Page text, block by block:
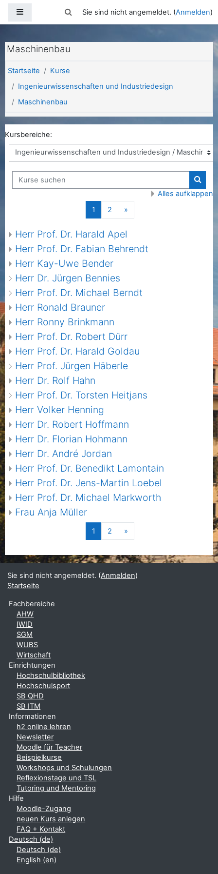
Website-ÜbersichtSucheingabe umschalten
Sie sind nicht angemeldet. (Anmelden)
Maschinenbau
Startseite
Kurse
Ingenieurwissenschaften und Industriedesign
Maschinenbau
Kursbereiche:
Kurse suchen
Alles aufklappen
1 (aktuell)
2 »Nächste Seite
Herr Prof. Dr. Harald Apel
Herr Prof. Dr. Fabian Behrendt
Herr Kay-Uwe Bender
Herr Dr. Jürgen Bennies
Herr Prof. Dr. Michael Berndt
Herr Ronald Brauner
Herr Ronny Brinkmann
Herr Prof. Dr. Robert Dürr
Herr Prof. Dr. Harald Goldau
Herr Prof. Jürgen Häberle
Herr Dr. Rolf Hahn
Herr Prof. Dr. Torsten Heitjans
Herr Volker Henning
Herr Dr. Robert Hoffmann
Herr Dr. Florian Hohmann
Herr Dr. André Jordan
Herr Prof. Dr. Benedikt Lamontain
Herr Prof. Dr. Jens-Martin Loebel
Herr Prof. Dr. Michael Markworth
Frau Anja Müller
1 (aktuell)
2 »Nächste Seite
Sie sind nicht angemeldet. (Anmelden)
Startseite
Fachbereiche
AHW
IWID
SGM
WUBS
Wirtschaft
Einrichtungen
Hochschulbibliothek
Hochschulsport
SB QHD
SB ITM
Informationen
h2 online lehren
Newsletter
Moodle für Teacher
Beispielkurse
Workshops und Schulungen
Reflexionstage und TSL
Tutoring und Mentoring
Hilfe
Moodle-Zugang
neuen Kurs anlegen
FAQ + Kontakt
Deutsch ‎(de)‎
Deutsch ‎(de)‎
English ‎(en)‎